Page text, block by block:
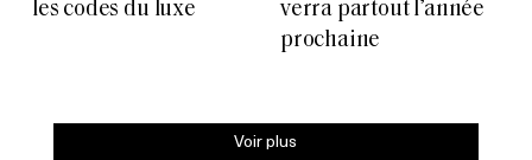
les codes du luxe
verra partout l’année
prochaine
Voir plus